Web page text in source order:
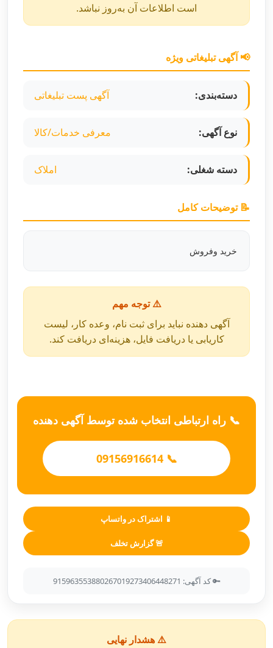
است اطلاعات آن به‌روز نباشد.
📢 آگهی تبلیغاتی ویژه
دسته‌بندی: آگهی پست تبلیغاتی
نوع آگهی: معرفی خدمات/کالا
دسته شغلی: املاک
📝 توضیحات کامل
خرید وفروش
⚠️ توجه مهم
آگهی دهنده نباید برای ثبت نام، وعده کار، لیست
کاریابی یا دریافت فایل، هزینه‌ای دریافت کند.
📞 راه ارتباطی انتخاب شده توسط آگهی دهنده
📞 09156916614
📱 اشتراک در واتساپ
🚨 گزارش تخلف
🔑 کد آگهی: 915963553880267019273406448271
⚠️ هشدار نهایی